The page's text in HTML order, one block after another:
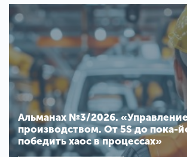
Альманах №3/2026. «Управление
производством. От 5S до пока-
победить хаос в процессах»